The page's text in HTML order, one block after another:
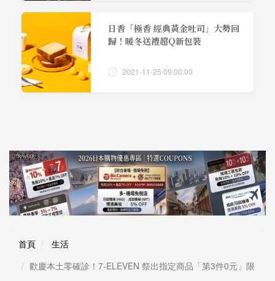
日香「極香 經典黃金吐司」大勢回
歸！暖冬送禮超Q新包裝
2021-11-25 09:00:00
首頁
生活
歡慶本土零確診！7-ELEVEN 祭出指定商品「第3件0元」限